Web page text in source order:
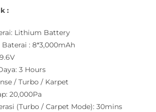
:
Lithium Battery
Baterai : 8*3,000mAh
3 Hours
/ Turbo / Karpet
20,000Pa
(Turbo / Carpet Mode): 30mins